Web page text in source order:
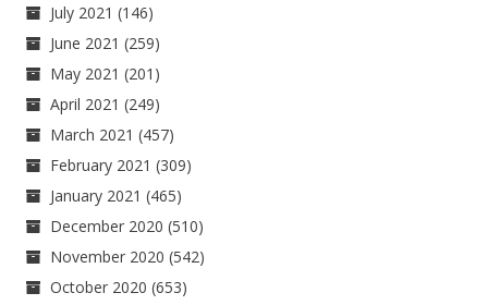
July 2021 (146)
June 2021 (259)
May 2021 (201)
April 2021 (249)
March 2021 (457)
February 2021 (309)
January 2021 (465)
December 2020 (510)
November 2020 (542)
October 2020 (653)